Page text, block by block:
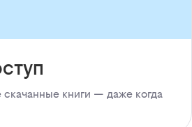
скачанные книги — даже когда